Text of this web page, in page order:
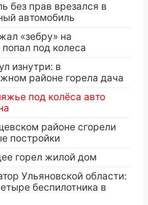
без прав врезался в
автомобиль
«зебру» на
под колеса
изнутри: в
районе горела дача
под колёса авто
районе сгорели
постройки
горел жилой дом
Ульяновской области:
беспилотника в